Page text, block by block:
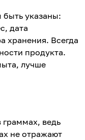
указаны:
дата
хранения. Всегда
продукта.
лучше
ведь
не отражают